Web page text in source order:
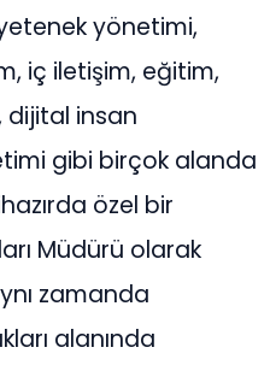
yönetimi,
iç iletişim, eğitim,
insan
gibi birçok alanda
özel bir
Müdürü olarak
zamanda
alanında